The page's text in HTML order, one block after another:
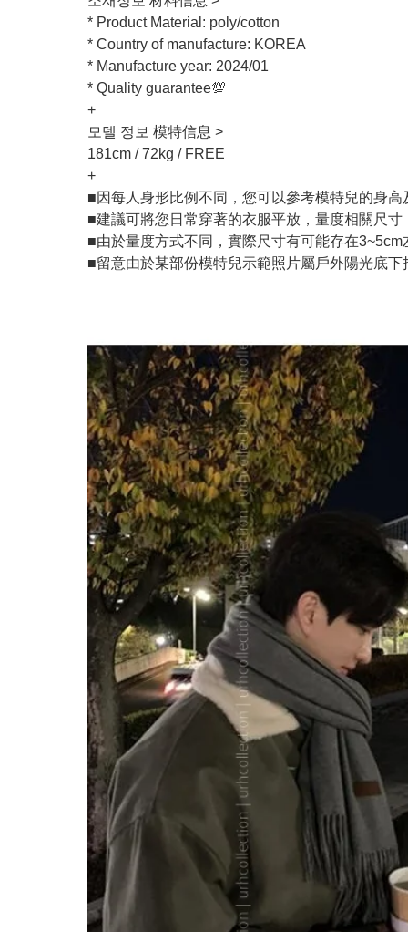
* Product Material: poly/cotton
* Country of manufacture: KOREA
* Manufacture year: 2024/01
* Quality guarantee💯
+
모델 정보 模特信息 >
181cm / 72kg / FREE
+
■因每人身形比例不同，您可以參考模特兒的身
■建議可將您日常穿著的衣服平放，量度相關尺
■由於量度方式不同，實際尺寸有可能存在3~5cm
■留意由於某部份模特兒示範照片屬戶外陽光底